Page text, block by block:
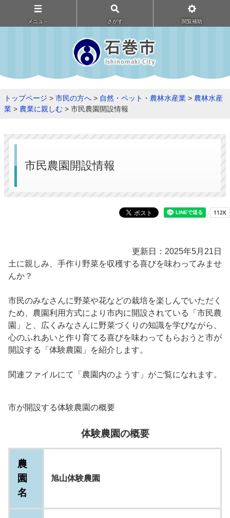
メニュ－ さがす 閲覧補助
トップページ > 市民の方へ > 自然・ペット・農林水産業 > 農林水産
業 > 農業に親しむ > 市民農園開設情報
市民農園開設情報
更新日：2025年5月21日
土に親しみ、手作り野菜を収穫する喜びを味わってみませ
んか？
市民のみなさんに野菜や花などの栽培を楽しんでいただく
ため、農園利用方式により市内に開設されている「市民農
園」と、広くみなさんに野菜づくりの知識を学びながら、
心のふれあいと作り育てる喜びを味わってもらおうと市が
開設する「体験農園」を紹介します。
関連ファイルにて「農園内のようす」がご覧になれます。
市が開設する体験農園の概要
体験農園の概要
農
園
名
旭山体験農園